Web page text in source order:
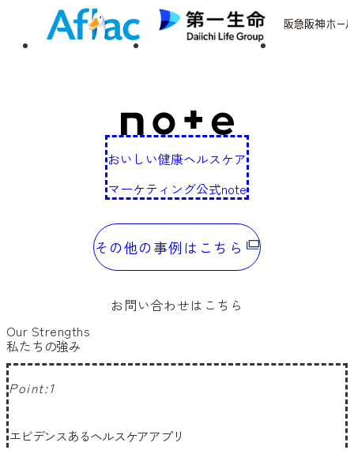
おいしい健康ヘルスケア
マーケティング公式note
その他の事例はこちら
お問い合わせはこちら
Our Strengths
私たちの強み
Point:1
エビデンスあるヘルスケアアプリ